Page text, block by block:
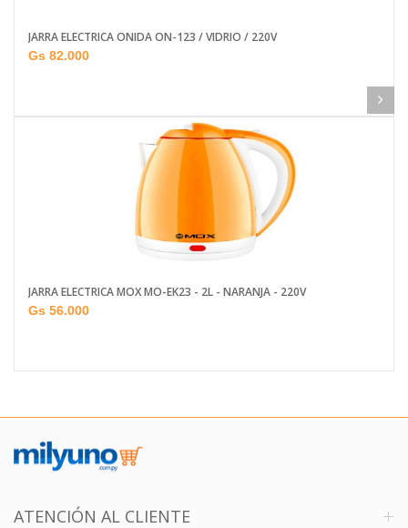
JARRA ELECTRICA ONIDA ON-123 / VIDRIO / 220V
Gs 82.000
JARRA ELECTRICA MOX MO-EK23 - 2L - NARANJA - 220V
Gs 56.000
ATENCIÓN AL CLIENTE